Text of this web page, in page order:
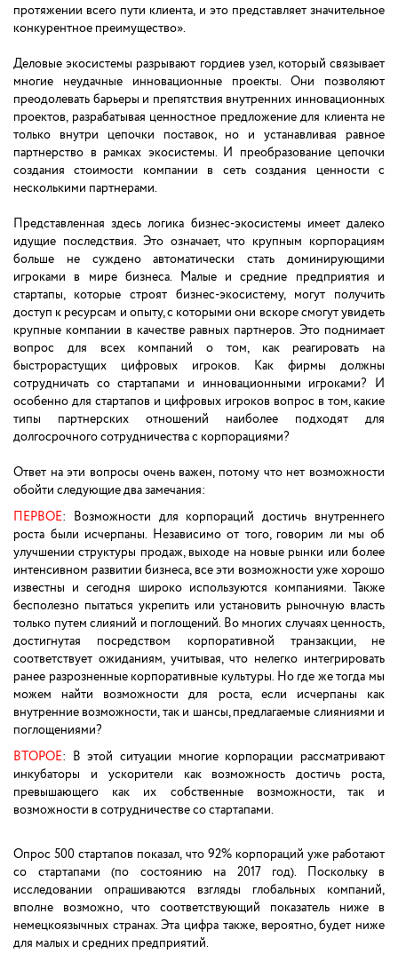
протяжении всего пути клиента, и это представляет значительное
конкурентное преимущество».
Деловые экосистемы разрывают гордиев узел, который связывает
многие неудачные инновационные проекты. Они позволяют
преодолевать барьеры и препятствия внутренних инновационных
проектов, разрабатывая ценностное предложение для клиента не
только внутри цепочки поставок, но и устанавливая равное
партнерство в рамках экосистемы. И преобразование цепочки
создания стоимости компании в сеть создания ценности с
несколькими партнерами.
Представленная здесь логика бизнес-экосистемы имеет далеко
идущие последствия. Это означает, что крупным корпорациям
больше не суждено автоматически стать доминирующими
игроками в мире бизнеса. Малые и средние предприятия и
стартапы, которые строят бизнес-экосистему, могут получить
доступ к ресурсам и опыту, с которыми они вскоре смогут увидеть
крупные компании в качестве равных партнеров. Это поднимает
вопрос для всех компаний о том, как реагировать на
быстрорастущих цифровых игроков. Как фирмы должны
сотрудничать со стартапами и инновационными игроками? И
особенно для стартапов и цифровых игроков вопрос в том, какие
типы партнерских отношений наиболее подходят для
долгосрочного сотрудничества с корпорациями?
Ответ на эти вопросы очень важен, потому что нет возможности
обойти следующие два замечания:
ПЕРВОЕ: Возможности для корпораций достичь внутреннего
роста были исчерпаны. Независимо от того, говорим ли мы об
улучшении структуры продаж, выходе на новые рынки или более
интенсивном развитии бизнеса, все эти возможности уже хорошо
известны и сегодня широко используются компаниями. Также
бесполезно пытаться укрепить или установить рыночную власть
только путем слияний и поглощений. Во многих случаях ценность,
достигнутая посредством корпоративной транзакции, не
соответствует ожиданиям, учитывая, что нелегко интегрировать
ранее разрозненные корпоративные культуры. Но где же тогда мы
можем найти возможности для роста, если исчерпаны как
внутренние возможности, так и шансы, предлагаемые слияниями и
поглощениями?
ВТОРОЕ: В этой ситуации многие корпорации рассматривают
инкубаторы и ускорители как возможность достичь роста,
превышающего как их собственные возможности, так и
возможности в сотрудничестве со стартапами.
Опрос 500 стартапов показал, что 92% корпораций уже работают
со стартапами (по состоянию на 2017 год). Поскольку в
исследовании опрашиваются взгляды глобальных компаний,
вполне возможно, что соответствующий показатель ниже в
немецкоязычных странах. Эта цифра также, вероятно, будет ниже
для малых и средних предприятий.